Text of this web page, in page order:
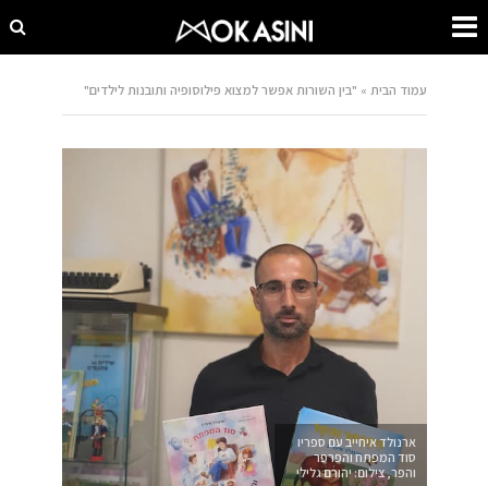
עמוד הבית » "בין השורות אפשר למצוא פילוסופיה ותובנות לילדים"
ארנולד איחייב עם ספריו
סוד המפתח והפרפר
והפר, צילום: יהורם גלילי